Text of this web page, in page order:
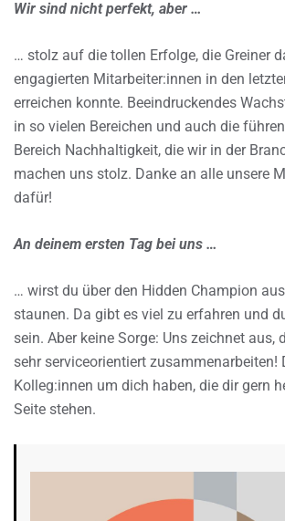
Wir sind nicht perfekt, aber …
… stolz auf die tollen Erfolge, die Greiner
engagierten Mitarbeiter:innen in den
erreichen konnte. Beeindruckendes
in so vielen Bereichen und auch die
Bereich Nachhaltigkeit, die wir in der
machen uns stolz. Danke an alle unsere
dafür!
An deinem ersten Tag bei uns …
… wirst du über den Hidden Champion
staunen. Da gibt es viel zu erfahren und
sein. Aber keine Sorge: Uns zeichnet aus,
sehr serviceorientiert zusammenarbeiten!
Kolleg:innen um dich haben, die dir gern
Seite stehen.